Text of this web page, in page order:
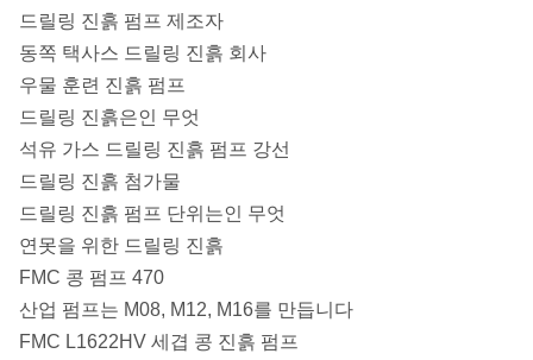
드릴링 진흙 펌프 제조자
동쪽 택사스 드릴링 진흙 회사
우물 훈련 진흙 펌프
드릴링 진흙은인 무엇
석유 가스 드릴링 진흙 펌프 강선
드릴링 진흙 첨가물
드릴링 진흙 펌프 단위는인 무엇
연못을 위한 드릴링 진흙
FMC 콩 펌프 470
산업 펌프는 M08, M12, M16를 만듭니다
FMC L1622HV 세겹 콩 진흙 펌프